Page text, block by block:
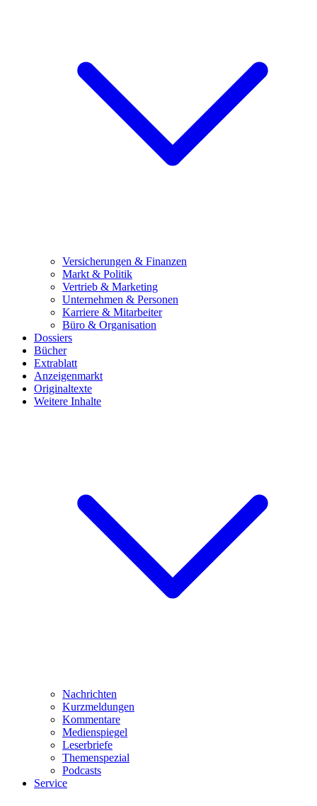
Versicherungen & Finanzen
Markt & Politik
Vertrieb & Marketing
Unternehmen & Personen
Karriere & Mitarbeiter
Büro & Organisation
Dossiers
Bücher
Extrablatt
Anzeigenmarkt
Originaltexte
Weitere Inhalte
Nachrichten
Kurzmeldungen
Kommentare
Medienspiegel
Leserbriefe
Themenspezial
Podcasts
Service